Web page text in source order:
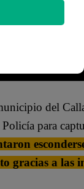
del
para
gracias a las